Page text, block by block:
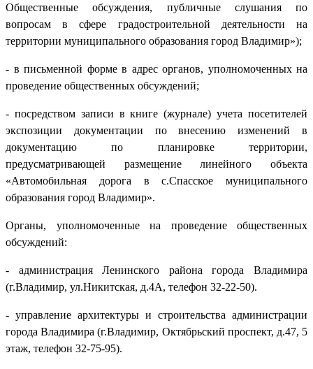
Общественные обсуждения, публичные слушания по
вопросам в сфере градостроительной деятельности на
территории муниципального образования город Владимир»);
- в письменной форме в адрес органов, уполномоченных на
проведение общественных обсуждений;
- посредством записи в книге (журнале) учета посетителей
экспозиции документации по внесению изменений в
документацию по планировке территории,
предусматривающей размещение линейного объекта
«Автомобильная дорога в с.Спасское муниципального
образования город Владимир».
Органы, уполномоченные на проведение общественных
обсуждений:
- администрация Ленинского района города Владимира
(г.Владимир, ул.Никитская, д.4А, телефон 32-22-50).
- управление архитектуры и строительства администрации
города Владимира (г.Владимир, Октябрьский проспект, д.47, 5
этаж, телефон 32-75-95).